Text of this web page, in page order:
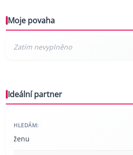
Moje povaha
Ideální partner
HLEDÁM:
ženu